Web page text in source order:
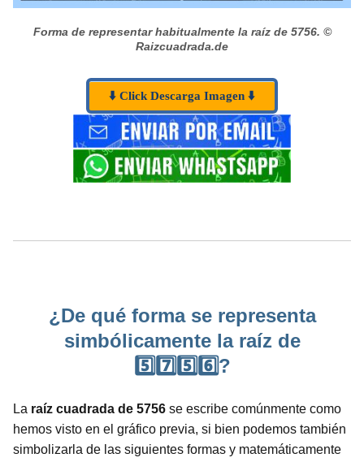
Forma de representar habitualmente la raíz de 5756. ©
Raizcuadrada.de
⬇️ Click Descarga Imagen ⬇️
¿De qué forma se representa
simbólicamente la raíz de
5️⃣7️⃣5️⃣6️⃣?
La raíz cuadrada de 5756 se escribe comúnmente como
hemos visto en el gráfico previa, si bien podemos también
simbolizarla de las siguientes formas y matemáticamente